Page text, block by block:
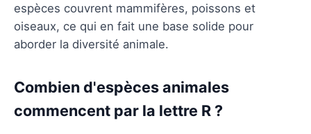
espèces couvrent mammifères, poissons et
oiseaux, ce qui en fait une base solide pour
aborder la diversité animale.
Combien d'espèces animales
commencent par la lettre R ?